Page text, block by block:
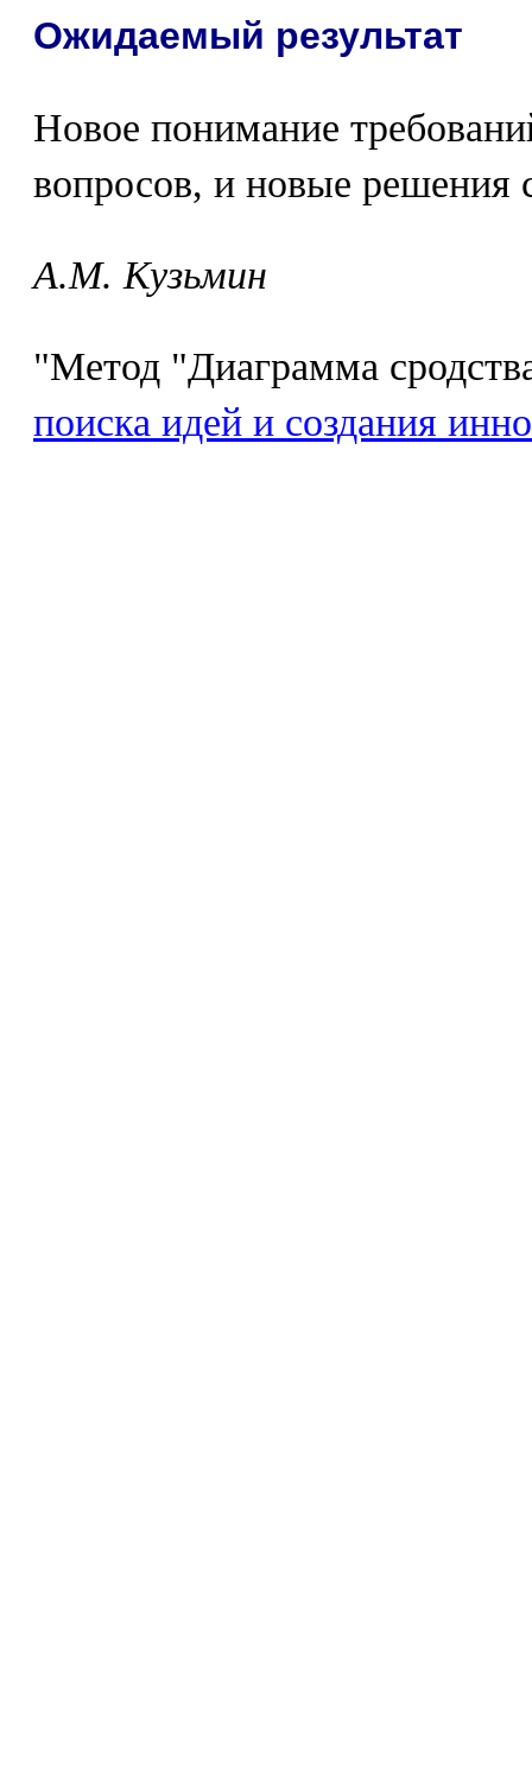
Ожидаемый результат
Новое понимание
вопросов, и новые решения
А.М. Кузьмин
"Метод "Диаграмма
поиска идей и создания